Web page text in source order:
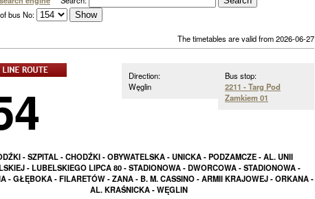
bus No:
The timetables are valid from 2026-06-27
Bus stop:
2211 - Targ Pod
Zamkiem 01
Direction:
Węglin
- SZPITAL - CHODŹKI - OBYWATELSKA - UNICKA - PODZAMCZE - AL. UNII
- LUBELSKIEGO LIPCA 80 - STADIONOWA - DWORCOWA - STADIONOWA -
- GŁĘBOKA - FILARETÓW - ZANA - B. M. CASSINO - ARMII KRAJOWEJ - ORKANA -
AL. KRAŚNICKA - WĘGLIN